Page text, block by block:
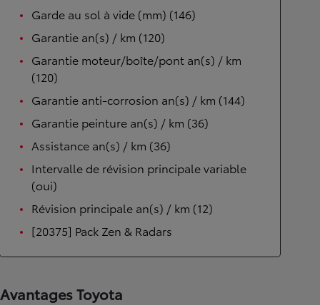
Garde au sol à vide (mm) (146)
Garantie an(s) / km (120)
Garantie moteur/boîte/pont an(s) / km
(120)
Garantie anti-corrosion an(s) / km (144)
Garantie peinture an(s) / km (36)
Assistance an(s) / km (36)
Intervalle de révision principale variable
(oui)
Révision principale an(s) / km (12)
[20375] Pack Zen & Radars
Avantages Toyota